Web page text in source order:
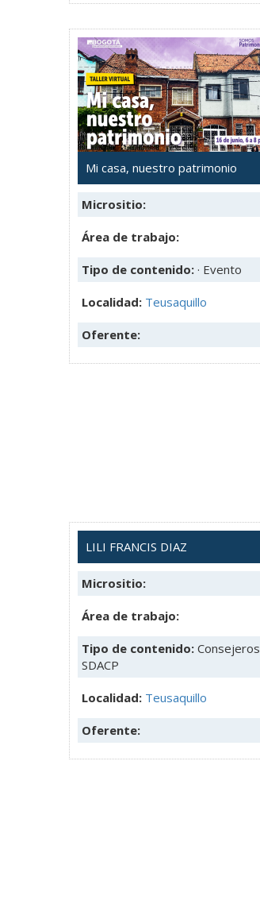
Mi casa, nuestro patrimonio
Micrositio:
Área de trabajo:
Tipo de contenido: · Evento
Localidad: Teusaquillo
Oferente:
LILI FRANCIS DIAZ
Micrositio:
Área de trabajo:
Tipo de contenido: Consejeros
SDACP
Localidad: Teusaquillo
Oferente: